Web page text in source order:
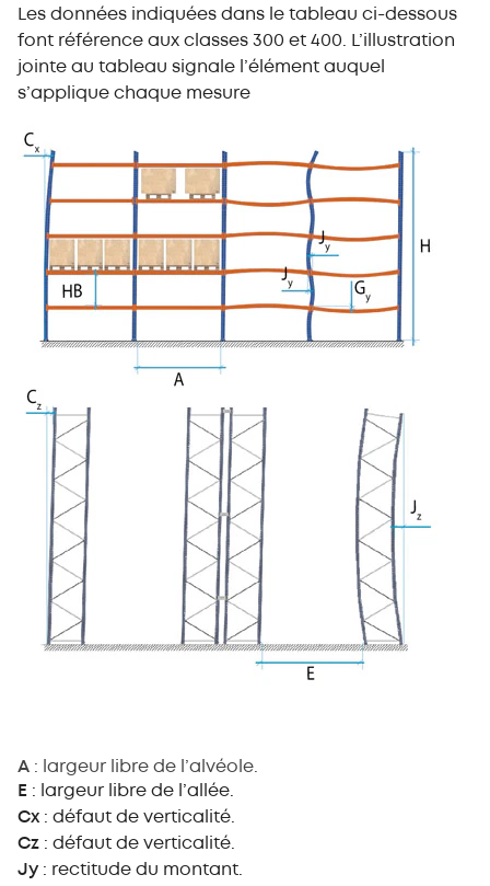
Les données indiquées dans le tableau ci-dessous
font référence aux classes 300 et 400. L’illustration
jointe au tableau signale l’élément auquel
s’applique chaque mesure
A : largeur libre de l’alvéole.
E : largeur libre de l’allée.
Cx : défaut de verticalité.
Cz : défaut de verticalité.
Jy : rectitude du montant.